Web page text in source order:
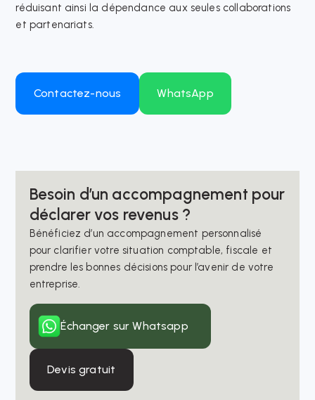
réduisant ainsi la dépendance aux seules collaborations
et partenariats.
Contactez-nous WhatsApp
Besoin d’un accompagnement pour
déclarer vos revenus ?
Bénéficiez d’un accompagnement personnalisé
pour clarifier votre situation comptable, fiscale et
prendre les bonnes décisions pour l’avenir de votre
entreprise.
Échanger sur Whatsapp
Devis gratuit